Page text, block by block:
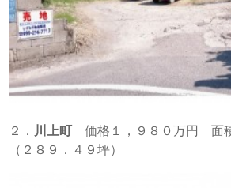
２． 川上町 価格１，９８０万円 面
（２８９．４９坪）